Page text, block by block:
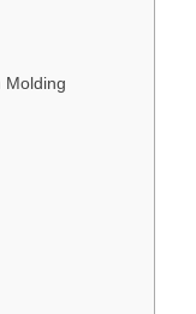
Molding